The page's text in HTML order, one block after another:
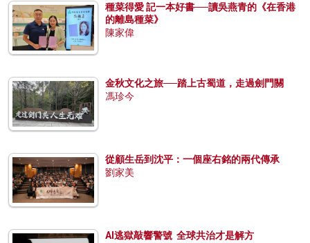
種菜得愛 記一本好書──讀吳燕青的《在香港
的離島種菜》
陳家偉
金秋文化之旅──踏上古蜀道，走過劍門關
馮珍今
從顧生岳到沈平：一個座右銘的兩代傳承
劉家美
AI逃獄敲響警號 全球共治才是解方